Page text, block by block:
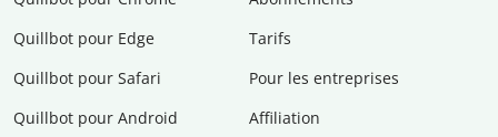
Quillbot pour Edge
Quillbot pour Safari
Quillbot pour Android
Tarifs
Pour les entreprises
Affiliation